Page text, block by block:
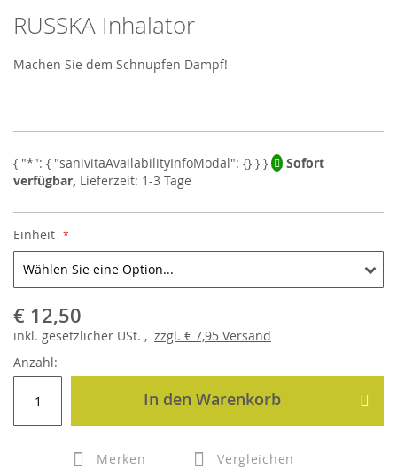
Skip
to
the
beginning
images
RUSSKA Inhalator
Machen Sie dem Schnupfen Dampf!
Sofort
verfügbar, Lieferzeit: 1-3 Tage
Einheit
€ 12,50
inkl. gesetzlicher USt. , zzgl. € 7,95 Versand
Anzahl:
In den Warenkorb
Merken
Vergleichen